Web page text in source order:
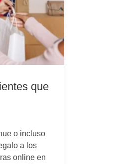
que
o incluso
a los
online en